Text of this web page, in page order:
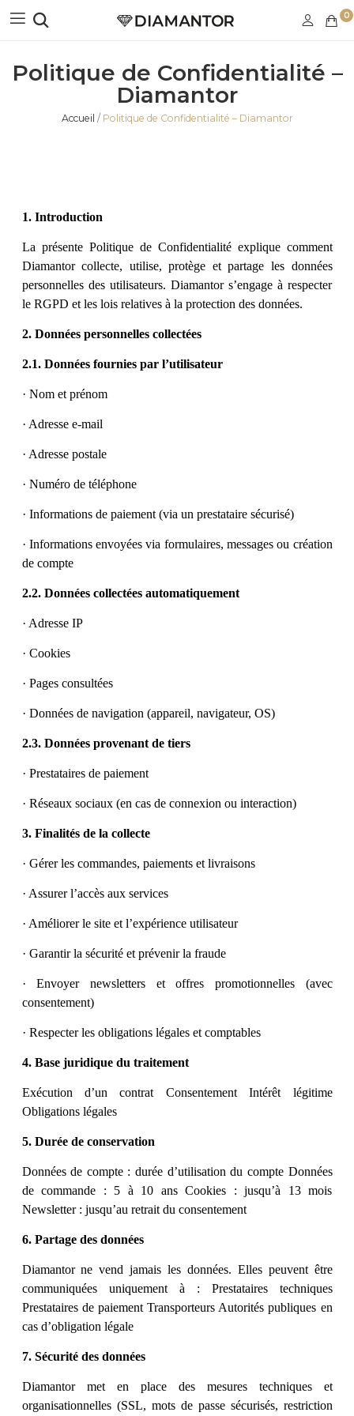
0
Politique de Confidentialité –
Diamantor
Accueil Politique de Confidentialité – Diamantor
1. Introduction
La présente Politique de Confidentialité explique comment
Diamantor collecte, utilise, protège et partage les données
personnelles des utilisateurs. Diamantor s’engage à respecter
le RGPD et les lois relatives à la protection des données.
2. Données personnelles collectées
2.1. Données fournies par l’utilisateur
· Nom et prénom
· Adresse e-mail
· Adresse postale
· Numéro de téléphone
· Informations de paiement (via un prestataire sécurisé)
· Informations envoyées via formulaires, messages ou création
de compte
2.2. Données collectées automatiquement
· Adresse IP
· Cookies
· Pages consultées
· Données de navigation (appareil, navigateur, OS)
2.3. Données provenant de tiers
· Prestataires de paiement
· Réseaux sociaux (en cas de connexion ou interaction)
3. Finalités de la collecte
· Gérer les commandes, paiements et livraisons
· Assurer l’accès aux services
· Améliorer le site et l’expérience utilisateur
· Garantir la sécurité et prévenir la fraude
· Envoyer newsletters et offres promotionnelles (avec
consentement)
· Respecter les obligations légales et comptables
4. Base juridique du traitement
Exécution d’un contrat Consentement Intérêt légitime
Obligations légales
5. Durée de conservation
Données de compte : durée d’utilisation du compte Données
de commande : 5 à 10 ans Cookies : jusqu’à 13 mois
Newsletter : jusqu’au retrait du consentement
6. Partage des données
Diamantor ne vend jamais les données. Elles peuvent être
communiquées uniquement à : Prestataires techniques
Prestataires de paiement Transporteurs Autorités publiques en
cas d’obligation légale
7. Sécurité des données
Diamantor met en place des mesures techniques et
organisationnelles (SSL, mots de passe sécurisés, restriction